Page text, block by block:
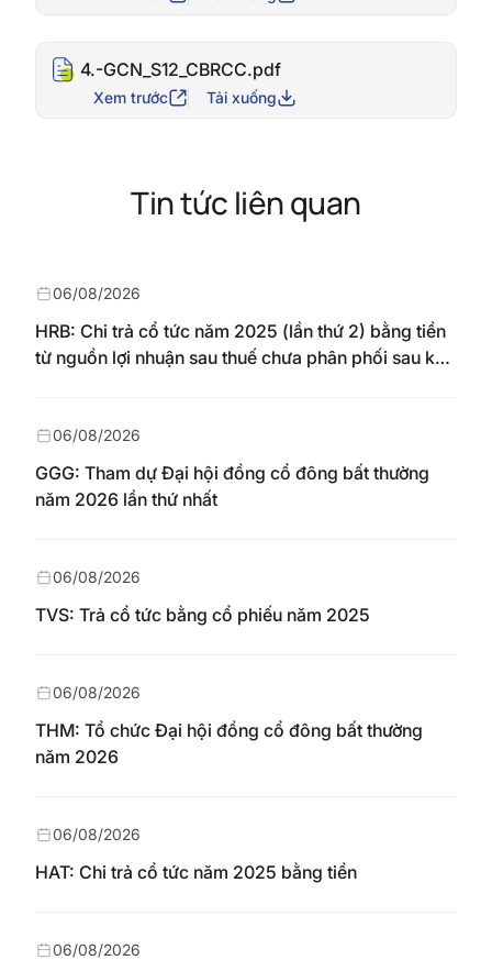
4.-GCN_S12_CBRCC.pdf
Xem trước Tải xuống
Tin tức liên quan
HRB: Chi trả cổ tức năm 2025 (lần thứ 2) bằng tiền
từ nguồn lợi nhuận sau thuế chưa phân phối sau khi
ngày 04/08/2026
06/08/2026
GGG: Tham dự Đại hội đồng cổ đông bất thường
năm 2026 lần thứ nhất
06/08/2026
TVS: Trả cổ tức bằng cổ phiếu năm 2025
06/08/2026
THM: Tổ chức Đại hội đồng cổ đông bất thường
năm 2026
06/08/2026
HAT: Chi trả cổ tức năm 2025 bằng tiền
06/08/2026
06/08/2026